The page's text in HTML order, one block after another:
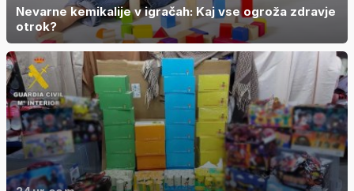
Nevarne kemikalije v igračah: Kaj vse ogroža zdravje
otrok?